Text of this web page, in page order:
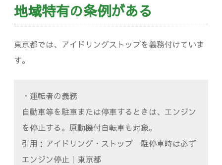
地域特有の条例がある
東京都では、アイドリングストップを義務付けていま
す。
・運転者の義務
自動車等を駐車または停車するときは、エンジン
を停止する。原動機付自転車も対象。
引用：アイドリング・ストップ 駐停車時は必ず
エンジン停止｜東京都